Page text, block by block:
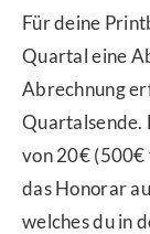
Für deine
Quartal eine
Abrechnung
Quartalsende.
von 20€
das Honorar
welches du in